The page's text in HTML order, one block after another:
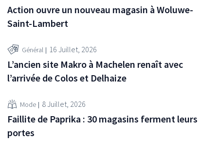
Action ouvre un nouveau magasin à Woluwe-
Saint-Lambert
Général 16 Juillet, 2026
L’ancien site Makro à Machelen renaît avec
l’arrivée de Colos et Delhaize
Mode 8 Juillet, 2026
Faillite de Paprika : 30 magasins ferment leurs
portes